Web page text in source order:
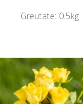
Greutate: 0.5kg